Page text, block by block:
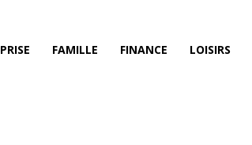
FAMILLE FINANCE LOISIRS